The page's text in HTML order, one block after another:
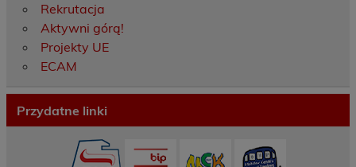
Rekrutacja
Aktywni górą!
Projekty UE
ECAM
Przydatne linki